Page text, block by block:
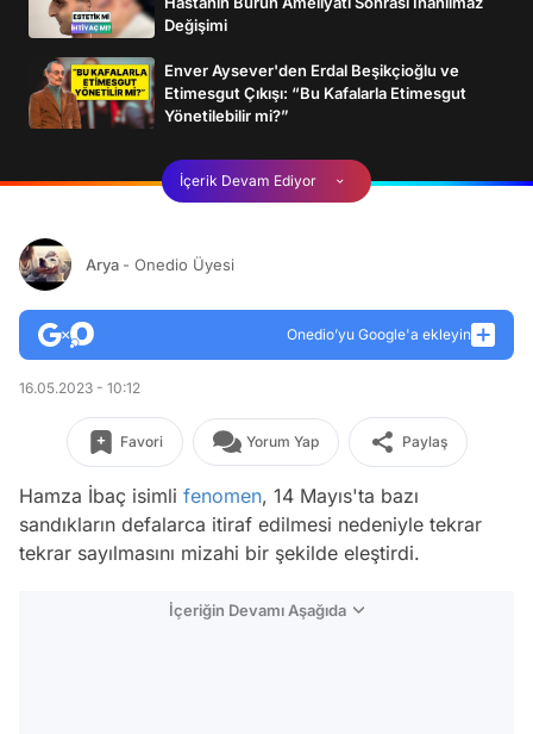
Değişimi
Enver Aysever'den Erdal Beşikçioğlu ve
Etimesgut Çıkışı: “Bu Kafalarla Etimesgut
Yönetilebilir mi?”
İçerik Devam Ediyor
Arya - Onedio Üyesi
Onedio’yu Google'a ekleyin
16.05.2023 - 10:12
Favori Yorum Yap Paylaş
Hamza İbaç isimli fenomen, 14 Mayıs'ta bazı
sandıkların defalarca itiraf edilmesi nedeniyle tekrar
tekrar sayılmasını mizahi bir şekilde eleştirdi.
İçeriğin Devamı Aşağıda